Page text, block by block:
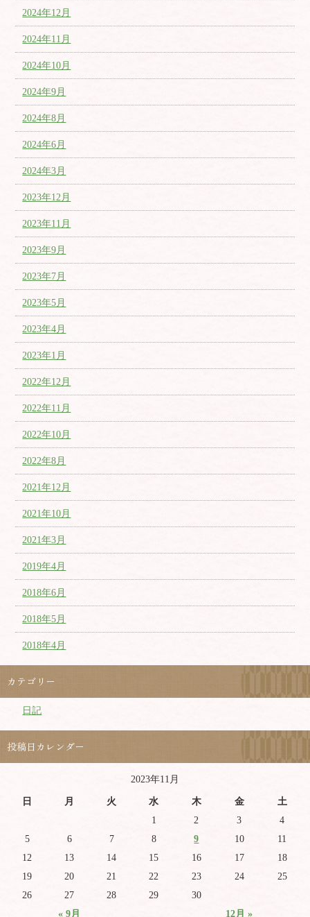
2024年12月
2024年11月
2024年10月
2024年9月
2024年8月
2024年6月
2024年3月
2023年12月
2023年11月
2023年9月
2023年7月
2023年5月
2023年4月
2023年1月
2022年12月
2022年11月
2022年10月
2022年8月
2021年12月
2021年10月
2021年3月
2019年4月
2018年6月
2018年5月
2018年4月
カテゴリー
日記
投稿日カレンダー
2023年11月
日 月 火 水 木 金 土
« 9月 12月 »
1 2 3
4
5
6 7 8 9 10
11
12
13 14 15 16 17
18
19
20 21 22 23 24
25
26
27 28 29 30